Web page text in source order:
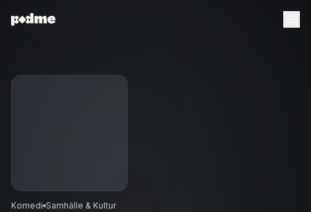
Komedi Samhälle & Kultur